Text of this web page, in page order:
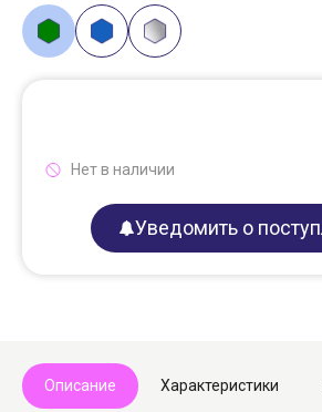
Нет в наличии
Уведомить о
Описание Характеристики